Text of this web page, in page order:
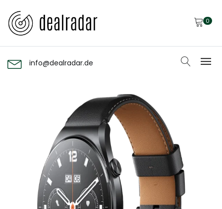
0
info@dealradar.de